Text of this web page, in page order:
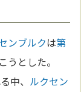
ンブルクは第
うとした。
中、 ルクセン